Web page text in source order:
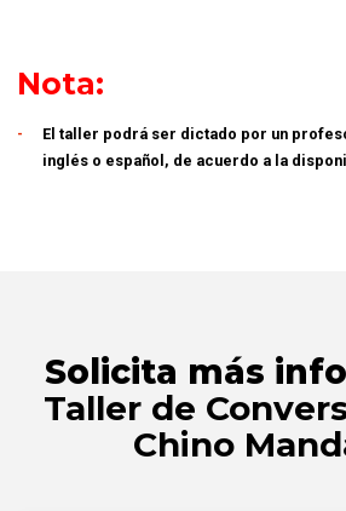
Nota:
El taller podrá ser dictado por un
inglés o español, de acuerdo a la
Solicita más
Taller de
Chino